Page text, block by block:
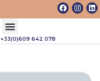
+33(0)609 642 078